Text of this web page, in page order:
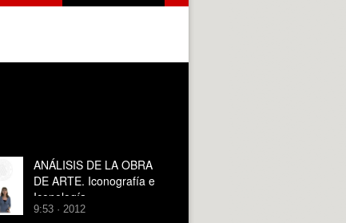
ANÁLISIS DE LA OBRA
DE ARTE. Iconografía e
Iconología
9:53 · 2012